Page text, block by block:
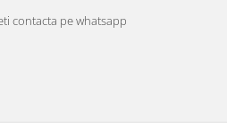
contacta pe whatsapp